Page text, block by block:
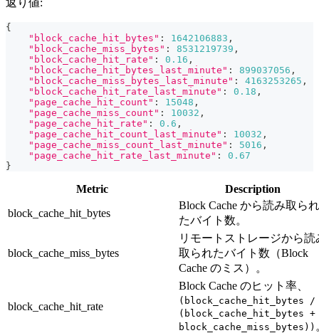
{
"block_cache_hit_bytes" : 1642106883 ,
"block_cache_miss_bytes" : 8531219739 ,
"block_cache_hit_rate" : 0.16 ,
"block_cache_hit_bytes_last_minute" : 899037056 ,
"block_cache_miss_bytes_last_minute" : 4163253265 ,
"block_cache_hit_rate_last_minute" : 0.18 ,
"page_cache_hit_count" : 15048 ,
"page_cache_miss_count" : 10032 ,
"page_cache_hit_rate" : 0.6 ,
"page_cache_hit_count_last_minute" : 10032 ,
"page_cache_miss_count_last_minute" : 5016 ,
"page_cache_hit_rate_last_minute" :
0.67
}
Metric
Description
block_cache_hit_bytes
Block Cache から読み取られ
たバイト数。
block_cache_miss_bytes
リモートストレージから読
取られたバイト数（Block
Cache のミス）。
block_cache_hit_rate
Block Cache のヒット率、
(block_cache_hit_bytes /
(block_cache_hit_bytes +
block_cache_miss_bytes))